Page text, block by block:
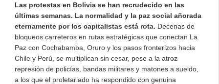
Las protestas en Bolivia se han recrudecido en las
últimas semanas. La normalidad y la paz social añorada
eternamente por los capitalistas está rota. Decenas de
bloqueos carreteros en rutas estratégicas que conectan La
Paz con Cochabamba, Oruro y los pasos fronterizos hacia
Chile y Perú, se multiplican sin cesar, pese a la atroz
represión de policías, bandas militares y matones a sueldo,
a los que el proletariado ha respondido con genuina